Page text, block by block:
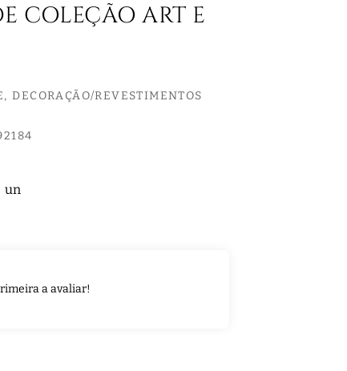
COLEÇÃO ART E
DECORAÇÃO/REVESTIMENTOS
a avaliar!
un